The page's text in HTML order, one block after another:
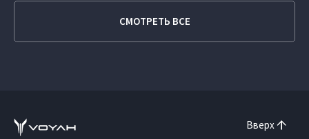
СМОТРЕТЬ ВСЕ
Вверх